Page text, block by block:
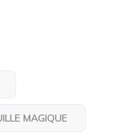
MAGIQUE